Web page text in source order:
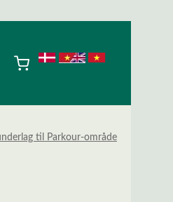
til Parkour-område